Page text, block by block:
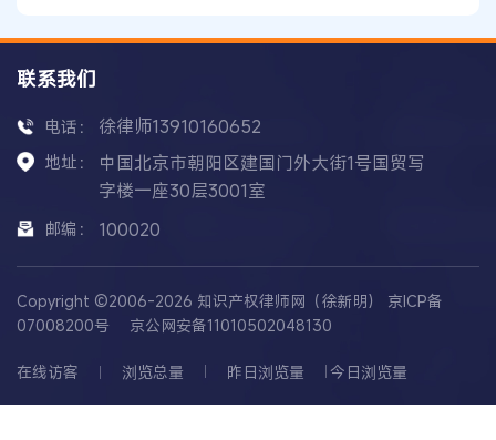
联系我们
电话： 徐律师13910160652
地址：
中国北京市朝阳区建国门外大街1号国贸写
字楼一座30层3001室
邮编： 100020
Copyright ©2006-2026 知识产权律师网（徐新明） 京ICP备
07008200号
京公网安备11010502048130
在线访客 浏览总量 昨日浏览量 今日浏览量